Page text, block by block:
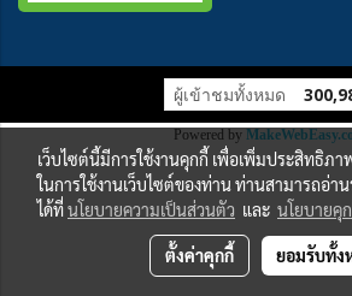
ผู้เข้าชมทั้งหมด
Powered by
เว็บไซต์นี้มีการใช้งานคุกกี้ เพื่อเพิ่มประสิทธิภ
ในการใช้งานเว็บไซต์ของท่าน ท่านสามารถอ่า
ได้ที่นโยบายความเป็นส่วนตัว และ นโยบายคุ
ตั้งค่าคุกกี้ ยอมรับทั้ง